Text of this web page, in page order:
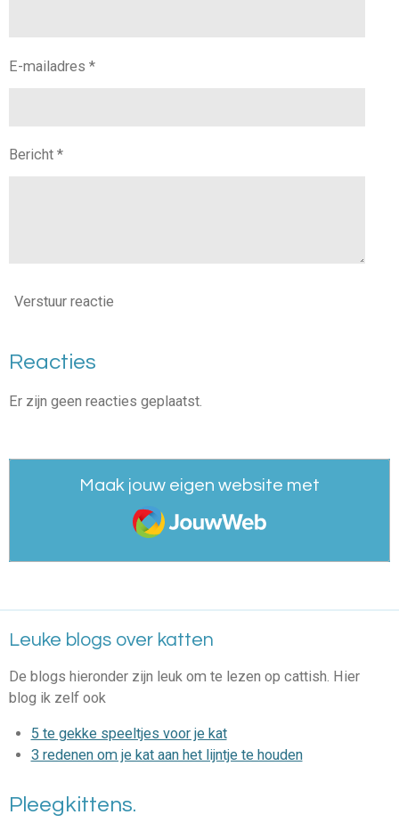
E-mailadres *
Bericht *
Verstuur reactie
Reacties
Er zijn geen reacties geplaatst.
Maak jouw eigen website met
JouwWeb
Leuke blogs over katten
De blogs hieronder zijn leuk om te lezen op cattish. Hier
blog ik zelf ook
5 te gekke speeltjes voor je kat
3 redenen om je kat aan het lijntje te houden
Pleegkittens.